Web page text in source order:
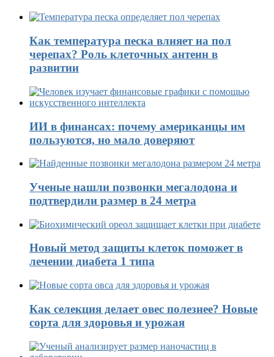
Как температура песка влияет на пол
черепах? Роль клеточных антенн в
развитии
ИИ в финансах: почему американцы им
пользуются, но мало доверяют
Ученые нашли позвонки мегалодона и
подтвердили размер в 24 метра
Новый метод защиты клеток поможет в
лечении диабета 1 типа
Как селекция делает овес полезнее? Новые
сорта для здоровья и урожая